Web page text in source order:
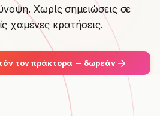
στο Microsoft Marketplace
AI στη συνδρομή Azure
ανάγκης
πράκτορα
Σύνδεση
Χωρίς σημειώσεις σε
χαμένες κρατήσεις.
τον πράκτορα — δωρεάν